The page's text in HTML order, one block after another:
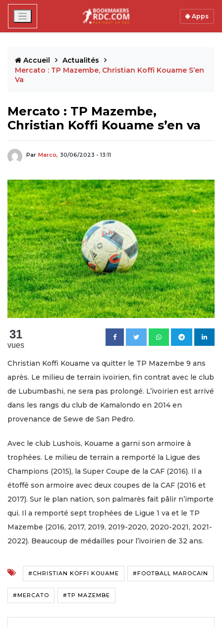
Apps
Accueil
Actualités
Mercato : TP Mazembe, Christian Koffi Kouame S’en
Va
Mercato : TP Mazembe,
Christian Koffi Kouame s’en va
Par Marco, 30/06/2023 - 13:11
31
vues
Christian Koffi Kouame va quitter le TP Mazembe 9 ans
après. Le milieu de terrain ivoirien, fin contrat avec le club
de Lubumbashi, ne sera pas prolongé. L’ivoirien est arrivé
dans les rangs du club de Kamalondo en 2014 en
provenance de Sewe de San Pedro.
Avec le club Lushois, Kouame a garni son armoire à
trophées. Le milieu de terrain a remporté la Ligue des
Champions (2015), la Super Coupe de la CAF (2016). Il a
étoffé son armoire avec deux coupes de la CAF (2016 et
2017). Sur le plan nation, son palmarès fait pâlir n’importe
qui. Il a remporté sept trophées de Ligue 1 va et le TP
Mazembe (2016, 2017, 2019, 2019-2020, 2020-2021, 2021-
2022). Beaucoup de médailles pour l’ivoirien de 32 ans.
#CHRISTIAN KOFFI KOUAME #FOOTBALL MAROCAIN
#MERCATO #TP MAZEMBE